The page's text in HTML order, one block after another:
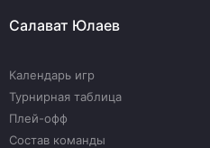
Салават Юлаев
Календарь игр
Турнирная таблица
Плей-офф
Состав команды